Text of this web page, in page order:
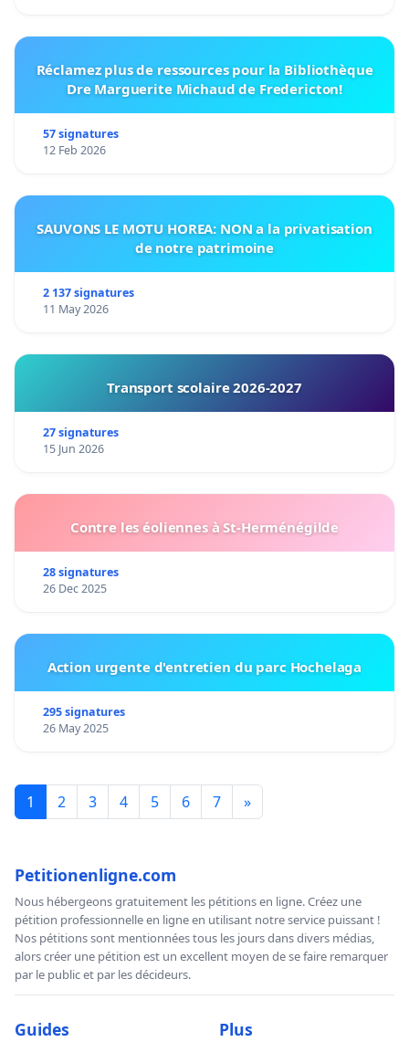
Réclamez plus de ressources pour la Bibliothèque
Dre Marguerite Michaud de Fredericton!
57 signatures
12 Feb 2026
SAUVONS LE MOTU HOREA: NON a la privatisation
de notre patrimoine
2 137 signatures
11 May 2026
Transport scolaire 2026-2027
27 signatures
15 Jun 2026
Contre les éoliennes à St-Herménégilde
28 signatures
26 Dec 2025
Action urgente d'entretien du parc Hochelaga
295 signatures
26 May 2025
1 2 3 4 5 6 7 »
Petitionenligne.com
Nous hébergeons gratuitement les pétitions en ligne. Créez une
pétition professionnelle en ligne en utilisant notre service puissant !
Nos pétitions sont mentionnées tous les jours dans divers médias,
alors créer une pétition est un excellent moyen de se faire remarquer
par le public et par les décideurs.
Guides Plus